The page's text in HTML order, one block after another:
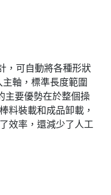
，可自動將各種形狀
軸，標準長度範圍
主要優勢在於整個操
料裝載和成品卸載，
效率，還減少了人工